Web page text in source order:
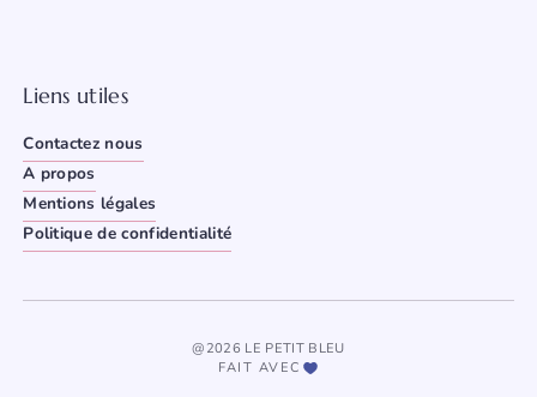
Liens utiles
Contactez nous
A propos
Mentions légales
Politique de confidentialité
@2026 LE PETIT BLEU
FAIT AVEC